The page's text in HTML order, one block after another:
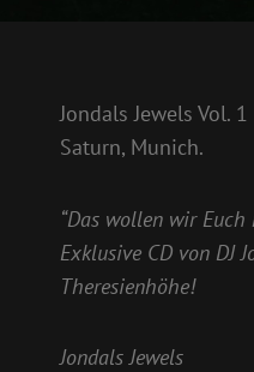
Jondals Jewels Vol.
Saturn, Munich.
“Das wollen wir
Exklusive CD von DJ
Theresienhöhe!
Jondals Jewels